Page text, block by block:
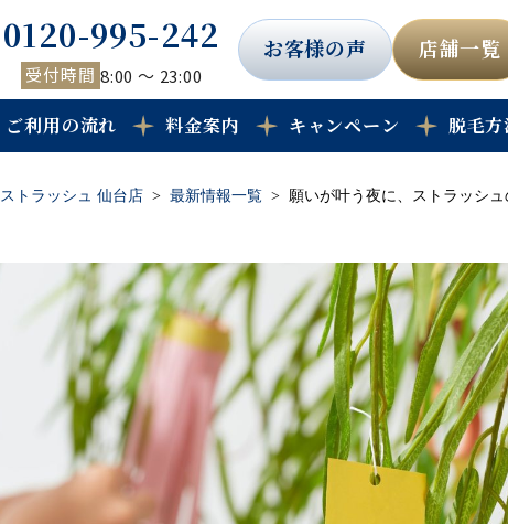
0120-995-242
受付時間 8:00 ～ 23:00
お客様の声 店舗一覧
ご利用の流れ 料金案内 キャンペーン 脱毛
ストラッシュ 仙台店 最新情報一覧 願いが叶う夜に、ストラッシ